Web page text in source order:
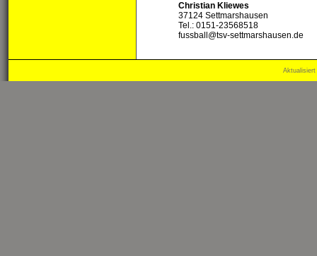
Christian Kliewes
37124 Settmarshausen
Tel.: 0151-23568518
fussball@tsv-settmarshausen.de